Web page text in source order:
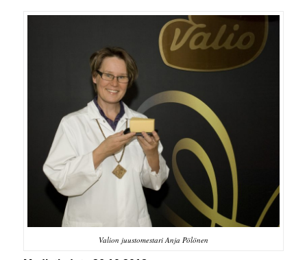
Valion juustomestari Anja Pölönen